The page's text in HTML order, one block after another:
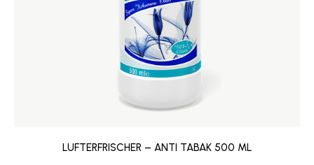
LUFTERFRISCHER – ANTI TABAK 500 ML